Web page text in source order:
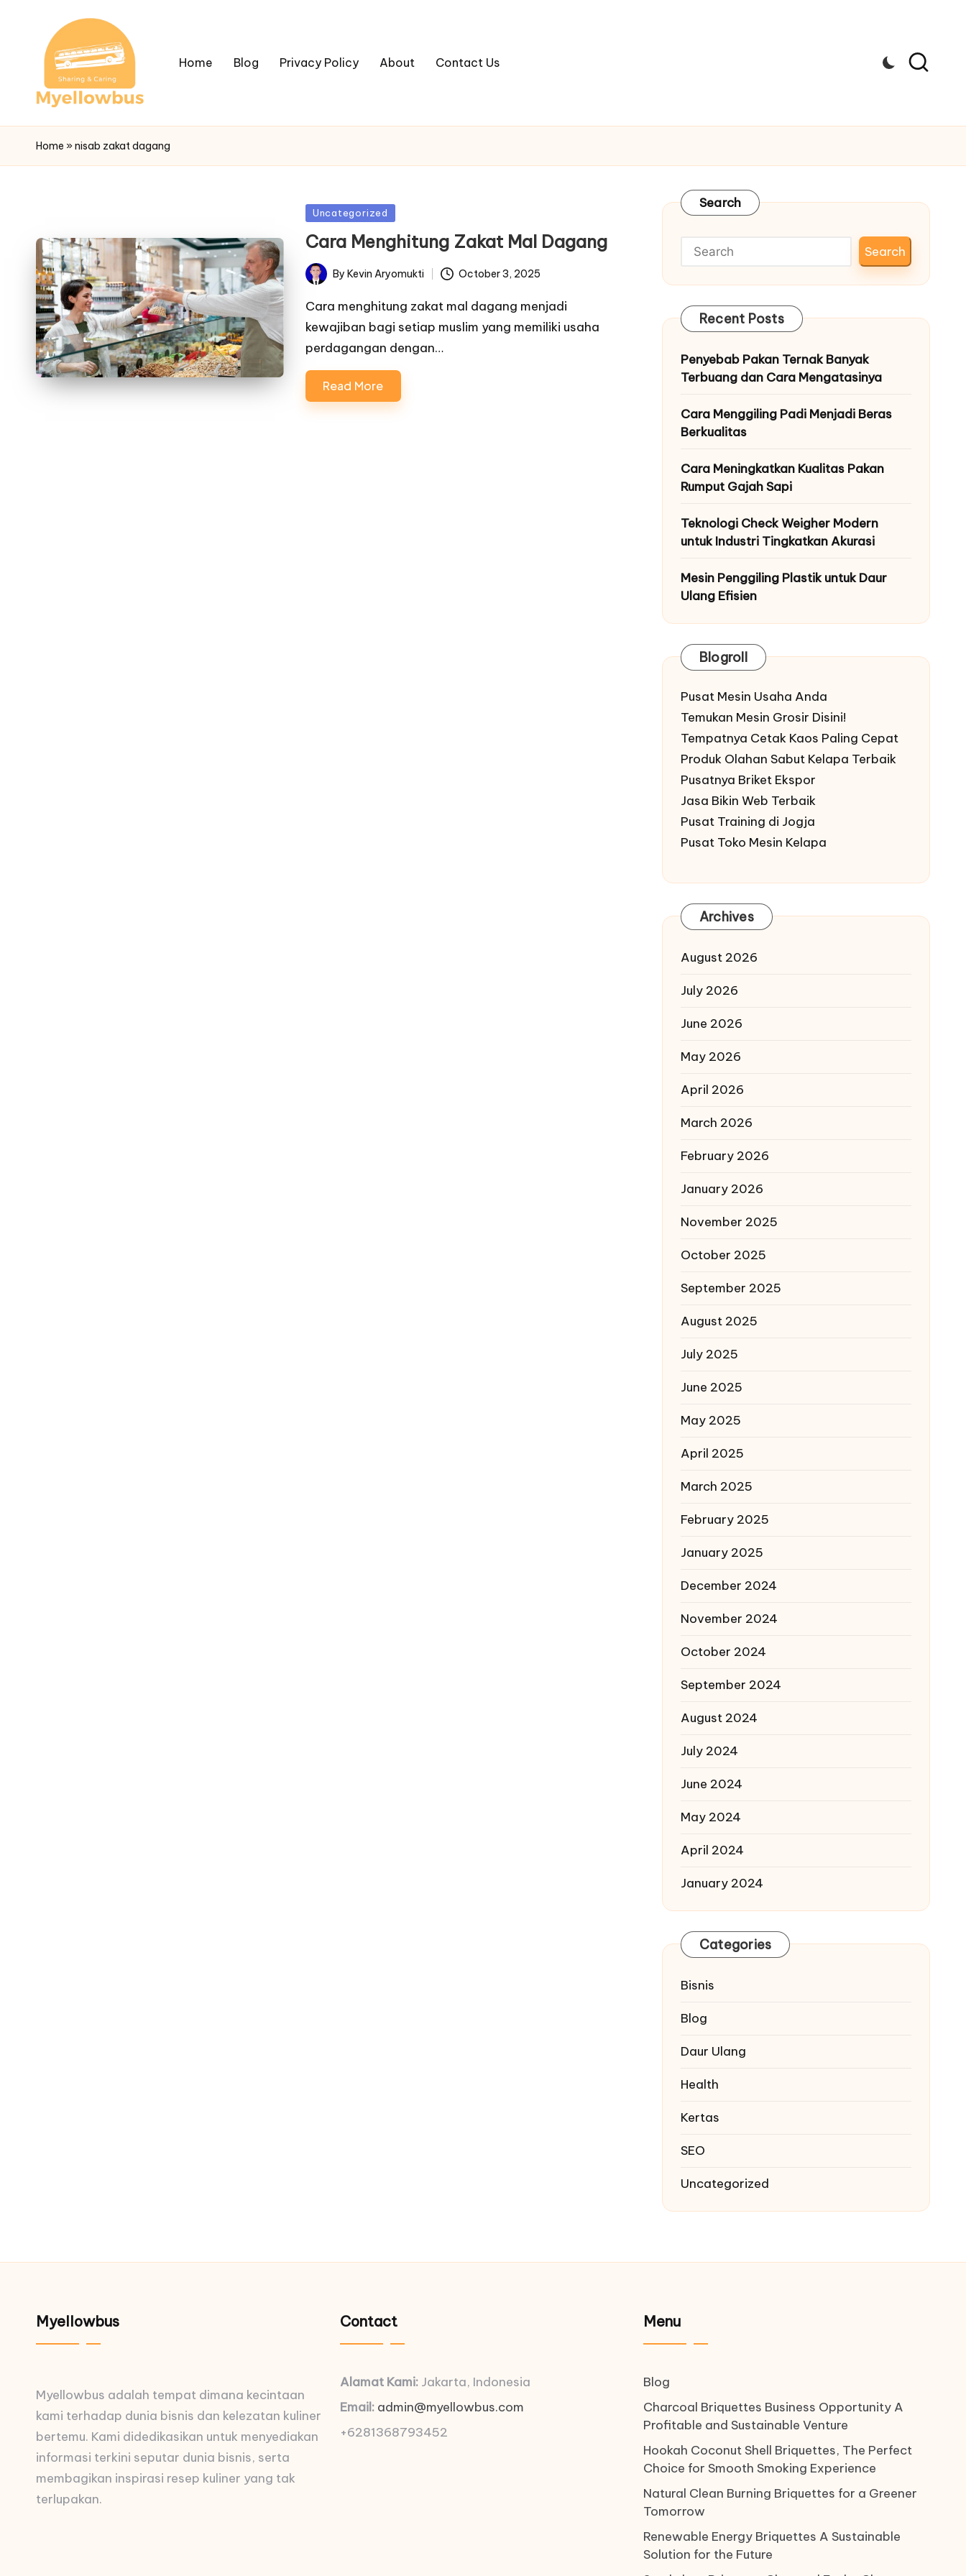
Home Blog Privacy Policy About Contact Us
Home »nisab zakat dagang
Posted
in
Uncategorized
Cara Menghitung Zakat Mal Dagang
PostedBy Kevin Aryomukti October 3, 2025
Cara menghitung zakat mal dagang menjadi
kewajiban bagi setiap muslim yang memiliki usaha
perdagangan dengan…
Read More
Search
Search
Recent Posts
Penyebab Pakan Ternak Banyak
Terbuang dan Cara Mengatasinya
Cara Menggiling Padi Menjadi Beras
Berkualitas
Cara Meningkatkan Kualitas Pakan
Rumput Gajah Sapi
Teknologi Check Weigher Modern
untuk Industri Tingkatkan Akurasi
Mesin Penggiling Plastik untuk Daur
Ulang Efisien
Blogroll
Pusat Mesin Usaha Anda
Temukan Mesin Grosir Disini!
Tempatnya Cetak Kaos Paling Cepat
Produk Olahan Sabut Kelapa Terbaik
Pusatnya Briket Ekspor
Jasa Bikin Web Terbaik
Pusat Training di Jogja
Pusat Toko Mesin Kelapa
Archives
August 2026
July 2026
June 2026
May 2026
April 2026
March 2026
February 2026
January 2026
November 2025
October 2025
September 2025
August 2025
July 2025
June 2025
May 2025
April 2025
March 2025
February 2025
January 2025
December 2024
November 2024
October 2024
September 2024
August 2024
July 2024
June 2024
May 2024
April 2024
January 2024
Categories
Bisnis
Blog
Daur Ulang
Health
Kertas
SEO
Uncategorized
Myellowbus
Myellowbus adalah tempat dimana kecintaan
kami terhadap dunia bisnis dan kelezatan kuliner
bertemu. Kami didedikasikan untuk menyediakan
informasi terkini seputar dunia bisnis, serta
membagikan inspirasi resep kuliner yang tak
terlupakan.
Contact
Alamat Kami:Jakarta, Indonesia
Email: admin@myellowbus.com
+6281368793452
Menu
Blog
Charcoal Briquettes Business Opportunity A
Profitable and Sustainable Venture
Hookah Coconut Shell Briquettes, The Perfect
Choice for Smooth Smoking Experience
Natural Clean Burning Briquettes for a Greener
Tomorrow
Renewable Energy Briquettes A Sustainable
Solution for the Future